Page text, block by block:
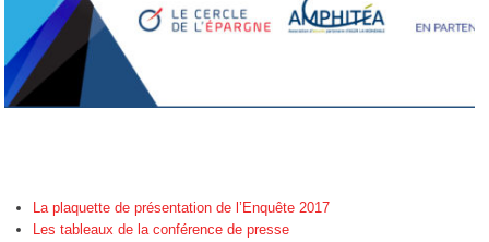
La plaquette de présentation de l’Enquête 2017
Les tableaux de la conférence de presse